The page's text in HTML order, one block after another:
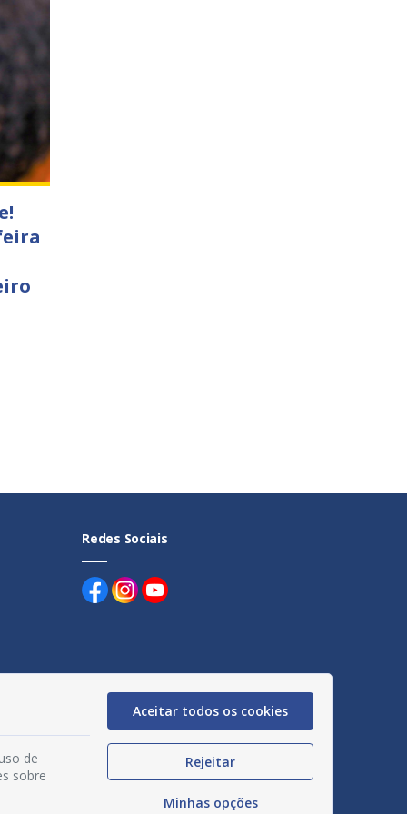
Redes Sociais
de
sobre
Aceitar todos os cookies
Rejeitar
Minhas opções